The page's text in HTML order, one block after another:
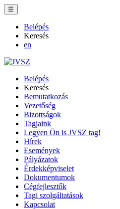
☰
Belépés
Keresés
en
Belépés
Keresés
Bemutatkozás
Vezetőség
Bizottságok
Tagjaink
Legyen Ön is JVSZ tag!
Hírek
Események
Pályázatok
Érdekképviselet
Dokumentumok
Cégfejlesztők
Tagi szolgáltatások
Kapcsolat